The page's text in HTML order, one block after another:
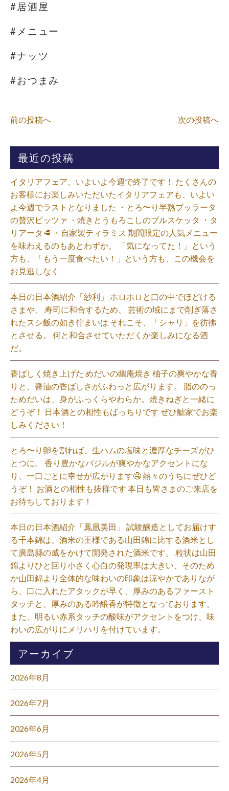
#居酒屋
#メニュー
#ナッツ
#おつまみ
前の投稿へ 次の投稿へ
最近の投稿
イタリアフェア、いよいよ今週で終了です！ たくさんの
お客様にお楽しみいただいたイタリアフェアも、いよい
よ今週でラストとなりました ・とろ〜り半熟ブッラータ
の贅沢ピッツァ ・焼きとうもろこしのブルスケッタ ・タ
リアータ🥩 ・自家製ティラミス 期間限定の人気メニュー
を味わえるのもあとわずか。 「気になってた！」という
方も、「もう一度食べたい！」という方も、この機会を
お見逃しなく⁡
本日の日本酒紹介「紗利」 ホロホロと口の中でほどける
さまや、 寿司に和合するため、 芸術の域にまで削ぎ落さ
れたスシ飯の如き佇まいは それこそ、「シャリ」を彷彿
とさせる。 何と和合させていただくか楽しみになる酒
だ。⁡
香ばしく焼き上げた めだいの幽庵焼き 柚子の爽やかな香
りと、醤油の香ばしさがふわっと広がります。 脂ののっ
ためだいは、身がふっくらやわらか。焼きねぎと一緒に
どうぞ！ 日本酒との相性もばっちりです ぜひ鯱家でお楽
しみください！⁡
とろ〜り卵を割れば、生ハムの塩味と濃厚なチーズがひ
とつに。 香り豊かなバジルが爽やかなアクセントにな
り、一口ごとに幸せが広がります🤤 熱々のうちにぜひど
うぞ！ お酒との相性も抜群です 本日も皆さまのご来店を
お待ちしております！⁡
本日の日本酒紹介「鳳凰美田」 試験醸造としてお届けす
る千本錦は、酒米の王様である山田錦に比する酒米とし
て廣島縣の威をかけて開発された酒米です。 粒状は山田
錦よりひと回り小さく心白の発現率は大きい、そのため
か山田錦より全体的な味わいの印象は涼やかでありなが
ら、口に入れたアタックが早く、厚みのあるファースト
タッチと、厚みのある吟醸香が特徴となっております。
また、明るい赤系タッチの酸味がアクセントをつけ、味
わいの広がりにメリハリを付けています。⁡
アーカイブ
2026年8月
2026年7月
2026年6月
2026年5月
2026年4月